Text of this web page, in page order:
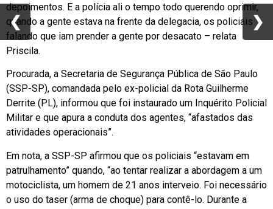
depoimentos. E a polícia ali o tempo todo querendo oprimir,
quando a gente estava na frente da delegacia, os policiais
falando que iam prender a gente por desacato – relata
Priscila.
Procurada, a Secretaria de Segurança Pública de São Paulo
(SSP-SP), comandada pelo ex-policial da Rota Guilherme
Derrite (PL), informou que foi instaurado um Inquérito Policial
Militar e que apura a conduta dos agentes, “afastados das
atividades operacionais”.
Em nota, a SSP-SP afirmou que os policiais “estavam em
patrulhamento” quando, “ao tentar realizar a abordagem a um
motociclista, um homem de 21 anos interveio. Foi necessário
o uso do taser (arma de choque) para contê-lo. Durante a
❮ ❯
❮ ❯